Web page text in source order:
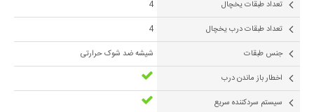
تعداد طبقات یخچال
4
تعداد طبقات درب یخچال
4
جنس طبقات
شیشه ضد شوک حرارتی
اخطار باز ماندن درب
سیستم سردکننده سریع